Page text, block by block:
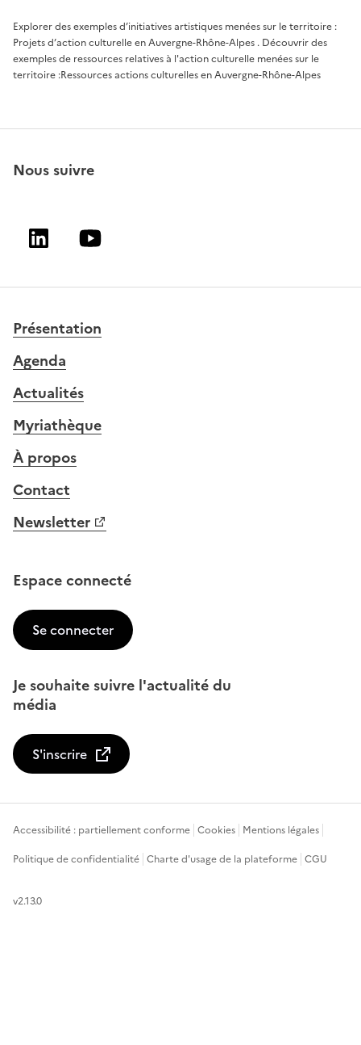
Explorer des exemples d’initiatives artistiques menées sur le territoire :
Projets d’action culturelle en Auvergne-Rhône-Alpes . Découvrir des
exemples de ressources relatives à l'action culturelle menées sur le
territoire :Ressources actions culturelles en Auvergne-Rhône-Alpes
Nous suivre
LinkedinYoutube
Présentation
Agenda
Actualités
Myriathèque
À propos
Contact
Newsletter
Espace connecté
Se connecter
Je souhaite suivre l'actualité du
média
S'inscrire
Accessibilité : partiellement conforme Cookies Mentions légales
Politique de confidentialité Charte d'usage de la plateforme CGU
v2.13.0